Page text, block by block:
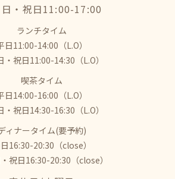
・祝日11:00-17:00
ランチタイム
日11:00-14:00（L.O）
・祝日11:00-14:30（L.O）
喫茶タイム
日14:00-16:00（L.O）
・祝日14:30-16:30（L.O）
ィナータイム(要予約)
16:30-20:30（close）
祝日16:30-20:30（close）